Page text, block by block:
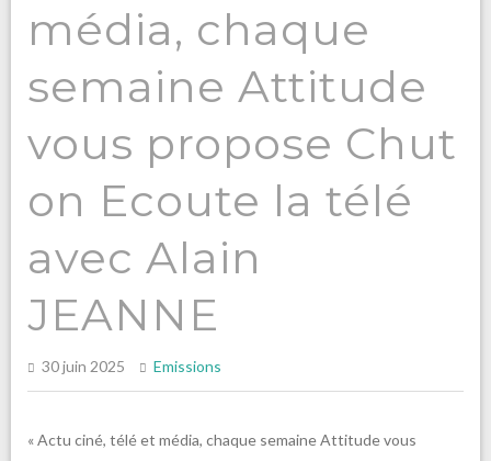
média, chaque
semaine Attitude
vous propose Chut
on Ecoute la télé
avec Alain
JEANNE
30 juin 2025 Emissions
« Actu ciné, télé et média, chaque semaine Attitude vous